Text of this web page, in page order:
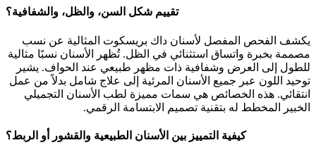
تقييم شكل السن، والظل، والشفافية؟
يكشف الفحص المفصل لأسنان داك بريسكوت المثالية عن نسب
مصممة بخبرة واتساق استثنائي في الظل. تُظهر الأسنان نسبًا مثالية
للطول إلى العرض وشفافية ذات مظهر طبيعي عند الحواف. يشير
توحيد اللون عبر جميع الأسنان المرئية إلى علاج شامل بدلاً من عمل
انتقائي. هذه الخصائص هي سمات مميزة لطب الأسنان التجميلي
الخبير المخطط له بتقنية تصميم الابتسامة الرقمي.
كيفية التمييز بين الأسنان الطبيعية والقشور أو الربط؟